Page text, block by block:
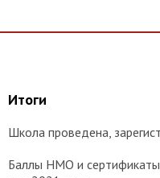
Итоги
Школа проведена,
Баллы НМО и